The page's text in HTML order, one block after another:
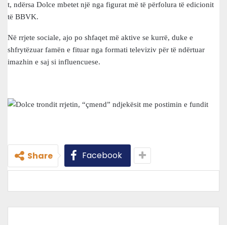
t, ndërsa Dolce mbetet një nga figurat më të përfolura të edicionit
të BBVK.
Në rrjete sociale, ajo po shfaqet më aktive se kurrë, duke e
shfrytëzuar famën e fituar nga formati televiziv për të ndërtuar
imazhin e saj si influencuese.
Share Facebook